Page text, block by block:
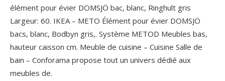
élément pour évier DOMSJÖ bac, blanc, Ringhult gris
Largeur: 60. IKEA – METO Élément pour évier DOMSJÖ
bacs, blanc, Bodbyn gris,. Système METOD Meubles bas,
hauteur caisson cm. Meuble de cuisine – Cuisine Salle de
bain – Conforama propose tout un univers dédié aux
meubles de.